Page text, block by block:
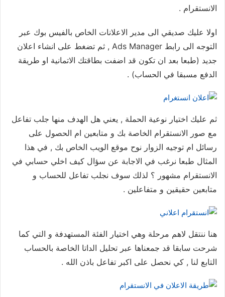
الانستقرام .
اولا عليك صديقي الى مدير الاعلانات الخاص بالفيس بوك عبر
التوجه الى رابط Ads Manager , ثم تضغط على انشاء اعلان
جديد (طبعا بعد ان تكون قد اضفت بطاقتك الاتمانية او طريقة
الدفع مسبقا في الحساب) .
ثم عليك اختيار نوعية الحملة , يعني هل الهدف منها جلب تفاعل
مع صور الانستقرام الخاصة بك و متابعين ام الحصول على
رسائل ام توجيه الزوار نوح موقع الويب الخاص بك , في هذا
المثال طبعا نرغب في الاجابة عن سؤال كيف اخلي حسابي في
الانستقرام مشهور ؟ لذلك سوف نجلب تفاعل للحساب و
متابعين حقيقين و متفاعلين .
هنا ننتقل لاهم مرحلة وهي اختيار الفئة المستهدفة و التي كما
شرحت سابقا قد جمعناها عبر تحليل الداتا الخاصة بالحساب
التابع لنا , كي نحصل على اكبر تفاعل باذن الله .